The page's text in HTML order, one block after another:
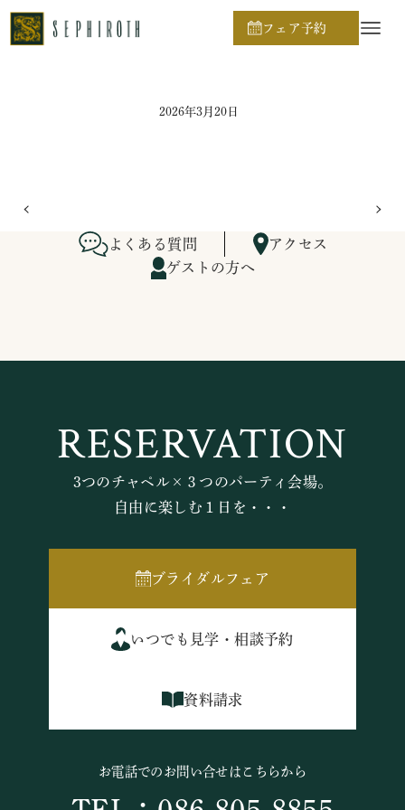
フェア予約
ホーム
2026年3月20日
よくある質問
アクセス
ゲストの方へ
RESERVATION
3つのチャペル×３つのパーティ会場。
自由に楽しむ１日を・・・
ブライダルフェア
いつでも見学・相談予約
資料請求
お電話でのお問い合せはこちらから